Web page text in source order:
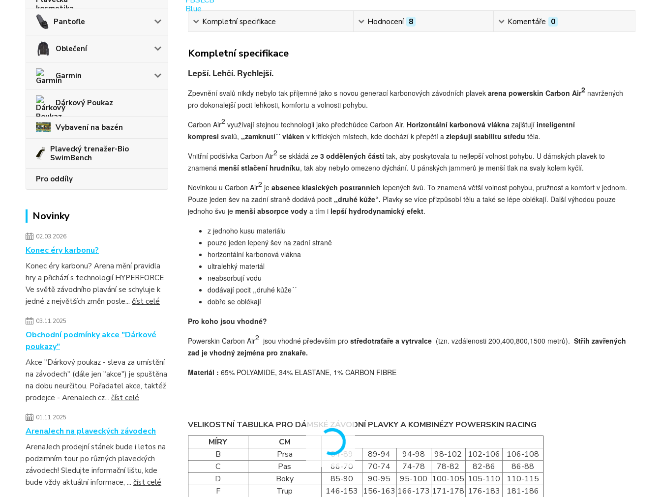
Pantofle
Oblečení
Garmin
Dárkový Poukaz
Vybavení na bazén
Plavecký trenažer-Bio
SwimBench
Pro oddíly
Novinky
02.03.2026
Konec éry karbonu?
Konec éry karbonu? Arena mění pravidla
hry a přichází s technologií HYPERFORCE
Ve světě závodního plavání se schyluje k
jedné z největších změn posle... číst celé
03.11.2025
Obchodní podmínky akce "Dárkové
poukazy"
Akce "Dárkový poukaz - sleva za umístění
na závodech" (dále jen "akce") je spuštěna
na dobu neurčitou. Pořadatel akce, taktéž
prodejce - ArenaJech.cz... číst celé
01.11.2025
ArenaJech na plaveckých závodech
ArenaJech prodejní stánek bude i letos na
podzimním tour po různých plaveckých
závodech! Sledujte informační lištu, kde
bude vždy aktuální informace, ... číst celé
Kompletní specifikace Hodnocení 8 Komentáře 0
Kompletní specifikace
Lepší. Lehčí. Rychlejší.
Zpevnění svalů nikdy nebylo tak příjemné jako s novou generací karbonových závodních plavek arena powerskin Carbon Air2navržených
pro dokonalejší pocit lehkosti, komfortu a volnosti pohybu.
Carbon Air2 využívají stejnou technologii jako předchůdce Carbon Air. Horizontální karbonová vláknazajištují inteligentní
kompresi svalů, ,,zamknutí´´ vláken v kritických místech, kde dochází k přepětí a zlepšují stabilitu středu těla.
Vnitřní podšívka Carbon Air2 se skládá ze 3 oddělených částítak, aby poskytovala tu nejlepší volnost pohybu. U dámských plavek to
znamená menší stlačení hrudníku, tak aby nebylo omezeno dýchání. U pánských jammerů je menší tlak na svaly kolem kyčlí.
Novinkou u Carbon Air2 je absence klasických postranních lepených švů. To znamená větší volnost pohybu, pružnost a komfort v jednom.
Pouze jeden šev na zadní straně dodává pocit ,,druhé kůže“. Plavky se více přizpůsobí tělu a také se lépe oblékají. Další výhodou pouze
jednoho švu je menší absorpce vodya tím i lepší hydrodynamický efekt.
z jednoho kusu materiálu
pouze jeden lepený šev na zadní straně
horizontální karbonová vlákna
ultralehký materiál
neabsorbují vodu
dodávají pocit ,,druhé kůže´´
dobře se oblékají
Pro koho jsou vhodné?
Powerskin Carbon Air2 jsou vhodné především pro středotraťaře a vytrvalce (tzn. vzdálenosti 200,400,800,1500 metrů). Střih zavřených
zad je vhodný zejména pro znakaře.
Materiál : 65% POLYAMIDE, 34% ELASTANE, 1% CARBON FIBRE
VELIKOSTNÍ TABULKA PRO DÁMSKÉ ZÁVODNÍ PLAVKY A KOMBINÉZY POWERSKIN RACING
MÍRY
CM
B
Prsa 84-89 89-94 94-98 98-102 102-106
106-108
C
Pas 66-70 70-74 74-78 78-82 82-86
86-88
D
Boky 85-90 90-95 95-100 100-105 105-110
110-115
F
Trup 146-153 156-163 166-173 171-178 176-183
181-186